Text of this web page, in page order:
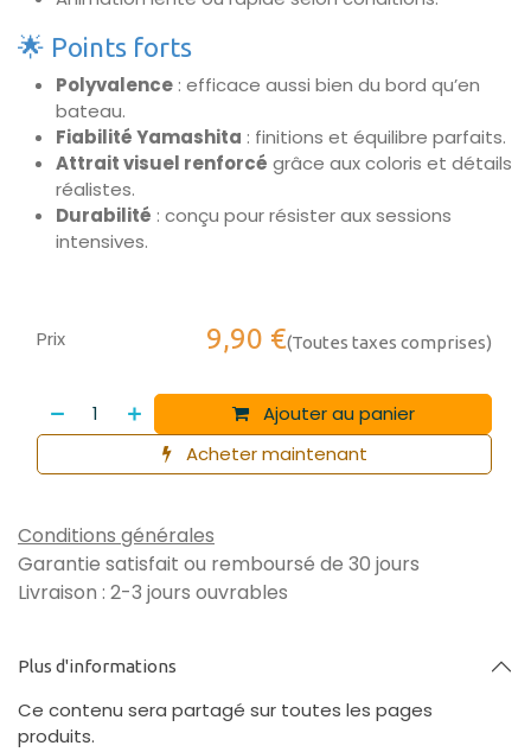
🌟 Points forts
Polyvalence : efficace aussi bien du bord qu’en
bateau.
Fiabilité Yamashita : finitions et équilibre parfaits.
Attrait visuel renforcé grâce aux coloris et détails
réalistes.
Durabilité : conçu pour résister aux sessions
intensives.
Ajouter au panier
Acheter maintenant
Prix 9,90 €(Toutes taxes comprises)
Conditions générales
Garantie satisfait ou remboursé de 30 jours
Livraison : 2-3 jours ouvrables
Plus d'informations
Ce contenu sera partagé sur toutes les pages
produits.